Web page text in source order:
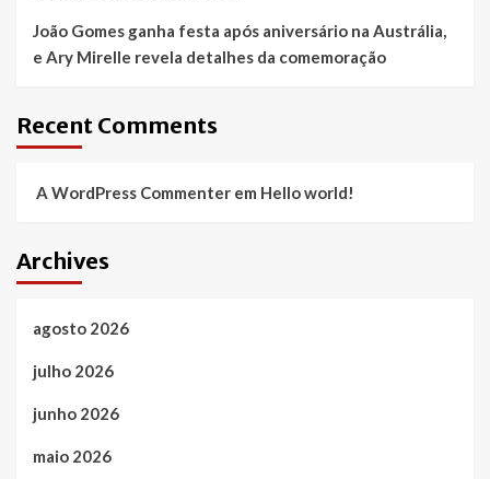
João Gomes ganha festa após aniversário na Austrália,
e Ary Mirelle revela detalhes da comemoração
Recent Comments
A WordPress Commenter em Hello world!
Archives
agosto 2026
julho 2026
junho 2026
maio 2026